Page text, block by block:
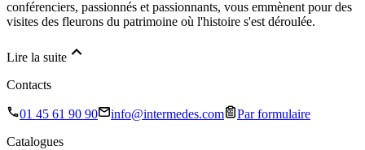
conférenciers, passionnés et passionnants, vous emmènent pour des
visites des fleurons du patrimoine où l'histoire s'est déroulée.
Lire la suite
Contacts
01 45 61 90 90 info@intermedes.com
Par formulaire
Catalogues